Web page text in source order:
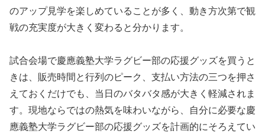
のアップ見学を楽しめていることが多く、動き方次第で観
戦の充実度が大きく変わると分かります。
試合会場で慶應義塾大学ラグビー部の応援グッズを買うと
きは、販売時間と行列のピーク、支払い方法の三つを押さ
えておくだけでも、当日のバタバタ感が大きく軽減されま
す。現地ならではの熱気を味わいながら、自分に必要な慶
應義塾大学ラグビー部の応援グッズを計画的にそろえてい